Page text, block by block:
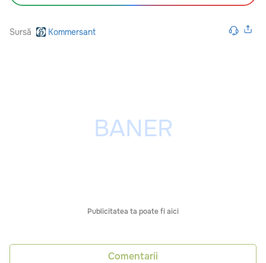
Sursă Kommersant
Publicitatea ta poate fi aici
Comentarii